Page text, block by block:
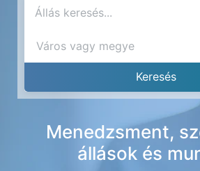
Menedzsment,
állások és